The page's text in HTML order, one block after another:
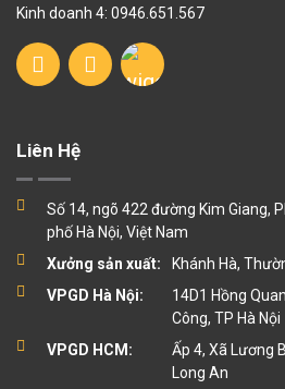
Kinh doanh 4: 0946.651.567
Liên Hệ
Số 14, ngõ 422 đường Kim Giang,
phố Hà Nội, Việt Nam
Xưởng sản xuất:
Khánh Hà,
VPGD Hà Nội:
14D1 Hồng
Công, TP Hà Nội
VPGD HCM:
Ấp 4, Xã Lương
Long An